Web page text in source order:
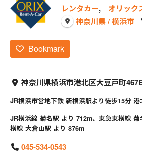
レンタカー, オリック
神奈川県 / 横浜市
Bookmark
神奈川県横浜市港北区大豆戸町
JR横浜市営地下鉄 新横浜駅より徒歩15分 港
JR横浜線 菊名駅 より 712m、東急東横線
横線 大倉山駅 より 876m
045-534-0543